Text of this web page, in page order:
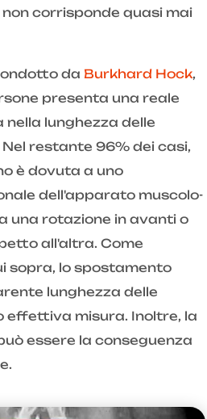
corrisponde quasi mai
da Burkhard Hock,
presenta una reale
lunghezza delle
restante 96% dei casi,
è dovuta a uno
dell'apparato muscolo-
una rotazione in avanti o
all'altra. Come
sopra, lo spostamento
lunghezza delle
effettiva misura. Inoltre, la
essere la conseguenza